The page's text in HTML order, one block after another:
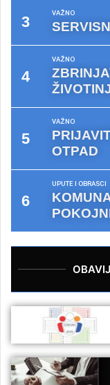
VAŽNO
VAŽNO
VAŽNO
OTPAD
UPUTE I OBRASCI